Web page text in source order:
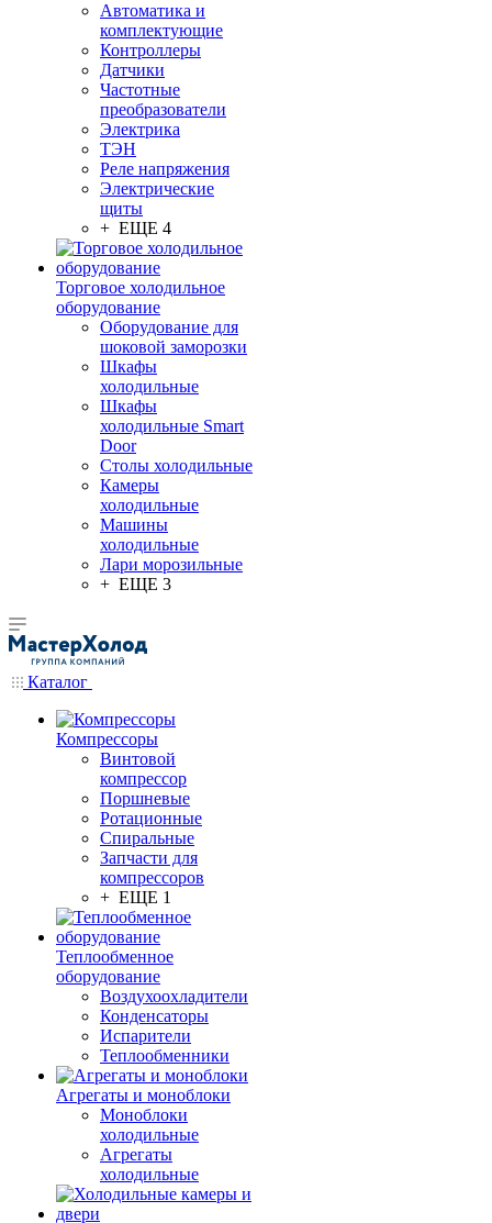
Автоматика и
комплектующие
Контроллеры
Датчики
Частотные
преобразователи
Электрика
ТЭН
Реле напряжения
Электрические
щиты
+ ЕЩЕ 4
Торговое холодильное
оборудование
Оборудование для
шоковой заморозки
Шкафы
холодильные
Шкафы
холодильные Smart
Door
Столы холодильные
Камеры
холодильные
Машины
холодильные
Лари морозильные
+ ЕЩЕ 3
Каталог
Компрессоры
Винтовой
компрессор
Поршневые
Ротационные
Спиральные
Запчасти для
компрессоров
+ ЕЩЕ 1
Теплообменное
оборудование
Воздухоохладители
Конденсаторы
Испарители
Теплообменники
Агрегаты и моноблоки
Моноблоки
холодильные
Агрегаты
холодильные